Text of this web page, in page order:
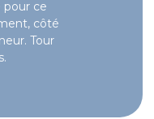
ce
côté
Tour